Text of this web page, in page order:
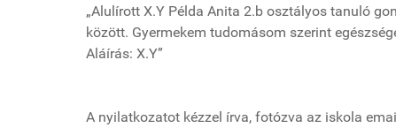
„Alulírott X.Y Példa Anita 2.b osztályos tanuló
között. Gyermekem tudomásom szerint
Aláírás: X.Y”
A nyilatkozatot kézzel írva, fotózva az iskola